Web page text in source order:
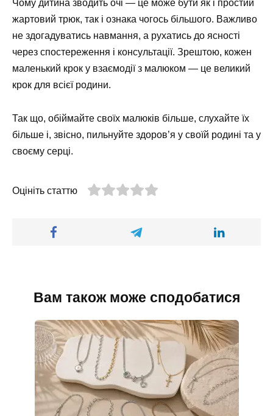
Чому дитина зводить очі — це може бути як і простий
жартовий трюк, так і ознака чогось більшого. Важливо
не здогадуватись навмання, а рухатись до ясності
через спостереження і консультації. Зрештою, кожен
маленький крок у взаємодії з малюком — це великий
крок для всієї родини.
Так що, обіймайте своїх малюків більше, слухайте їх
більше і, звісно, пильнуйте здоров’я у своїй родині та у
своєму серці.
Оцініть статтю
Вам також може сподобатися